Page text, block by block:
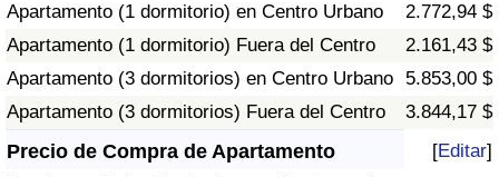
Apartamento (1 dormitorio) en Centro Urbano
2.772,94 $
Apartamento (1 dormitorio) Fuera del Centro
2.161,43 $
Apartamento (3 dormitorios) en Centro Urbano
5.853,00 $
Apartamento (3 dormitorios) Fuera del Centro
3.844,17 $
Precio de Compra de Apartamento [Editar]
Índice de Costo de Vida
Índice de costo de vida por país
Índice de Precios de Inmuebles
Índice de Precios de Inmuebles por País
Índice de Calidad de Vida (Actual)
Índice de calidad de vida por país